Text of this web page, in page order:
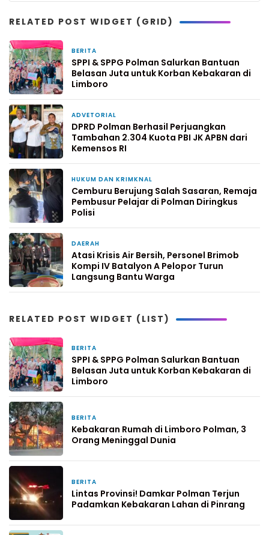
RELATED POST WIDGET (GRID)
BERITA
SPPI & SPPG Polman Salurkan Bantuan
Belasan Juta untuk Korban Kebakaran di
Limboro
ADVETORIAL
DPRD Polman Berhasil Perjuangkan
Tambahan 2.304 Kuota PBI JK APBN dari
Kemensos RI
HUKUM DAN KRIMKNAL
Cemburu Berujung Salah Sasaran, Remaja
Pembusur Pelajar di Polman Diringkus
Polisi
DAERAH
Atasi Krisis Air Bersih, Personel Brimob
Kompi IV Batalyon A Pelopor Turun
Langsung Bantu Warga
RELATED POST WIDGET (LIST)
BERITA
SPPI & SPPG Polman Salurkan Bantuan
Belasan Juta untuk Korban Kebakaran di
Limboro
BERITA
Kebakaran Rumah di Limboro Polman, 3
Orang Meninggal Dunia
BERITA
Lintas Provinsi! Damkar Polman Terjun
Padamkan Kebakaran Lahan di Pinrang